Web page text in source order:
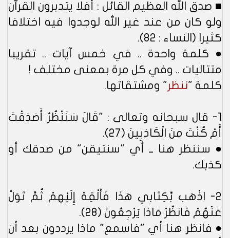
■ صدق الله العظيم القائل : أفلا يتدبرون القرآن
ولو كان من عند غير الله لوجدوا فيه اختلافا
كثيرا (النساء : ٨٢).
● كلمة واحدة .. في خمس آيات .. تقريبا
متتاليات .. وفي كل مرة بمعنى مختلف !
كلمة "ننظر" ومشتقاتها.
١- قال سبحانه وتعالى : "قَالَ سَنَنْظُرُ أَصَدَقْتَ
أَمْ كُنْتَ مِنَ الْكَاذِبِينَ (٢٧).
● سننظر هنا ــ أي "سنتيقن" من صدقك أو
كذبك.
٢- اذْهَب بِّكِتَابِي هَذَا فَأَلْقِهْ إِلَيْهِمْ ثُمَّ تَوَلَّ
عَنْهُمْ فَانظُرْ مَاذَا يَرْجِعُونَ (٢٨).
● فانظر هنا أي "فاسمع" ماذا يرددون بعد أن